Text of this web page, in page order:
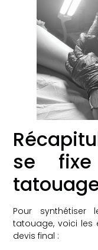
se
Pour synthétiser
tatouage, voici les
devis final :